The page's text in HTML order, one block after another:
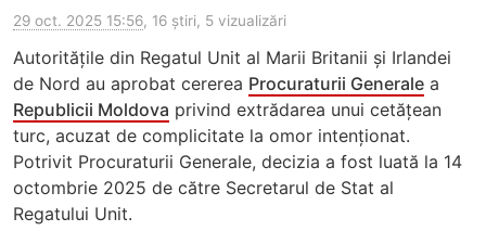
29 oct. 2025 15:56, 16 știri, 5 vizualizări
Autoritățile din Regatul Unit al Marii Britanii și Irlandei
de Nord au aprobat cererea Procuraturii Generale a
Republicii Moldova privind extrădarea unui cetățean
turc, acuzat de complicitate la omor intenționat.
Potrivit Procuraturii Generale, decizia a fost luată la 14
octombrie 2025 de către Secretarul de Stat al
Regatului Unit.